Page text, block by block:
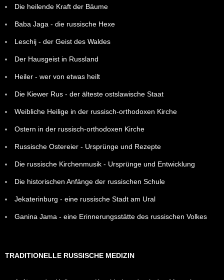
Die heilende Kraft der Bäume
Baba Jaga - die russische Hexe
Leschij - der Geist des Waldes
Der Hausgeist in Russland
Heiler - wer von etwas heilt
Die Kiewer Rus - der älteste ostslawische Staat
Weibliche Heilige in der russisch-orthodoxen Kirche
Ostern in der russisch-orthodoxen Kirche
Russische Ostereier - Ursprünge und Rezepte
Die russische Kirchenmusik - Ursprünge und Entwicklung
Die historischen Anfänge der russischen Schule
Jekaterinburg - eine russische Stadt am Ural
Ganina Jama - eine Erinnerungsstätte des russischen Volkes
TRADITIONELLE RUSSISCHE MEDIZIN